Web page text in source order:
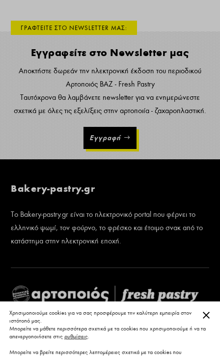
ΓΡΑΦΤΕΙΤΕ ΣΤΟ NEWSLETTER ΜΑΣ:
Εγγραφείτε στο Newsletter μας
Αποκτήστε δωρεάν την ηλεκτρονική έκδοση του περιοδικού
Αρτοποιός ΒΑΖ - Fresh Pastry
Ταυτόχρονα θα λαμβάνετε newsletter για να ενημερώνεστε
σχετικά με όλες τις εξελίξεις στην αρτοποιία - ζαχαροπλαστική.
Εγγραφή
Bakery-pastry.gr
Το Bakery-pastry.gr είναι το ηλεκτρονικό portal που φέρνει το
ελληνικό ψωμί, τον φούρνο, το φρέσκο και έτοιμο σνακ από το
κατάστημα στην ηλεκτρονική εποχή.
Χρησιμοποιούμε cookies για να σας προσφέρουμε την καλύτερη εμπειρία στον
ιστότοπό μας.
Μπορείτε να μάθετε περισσότερα σχετικά με τα cookies που χρησιμοποιούμε ή να τα
απενεργοποιήσετε στις ρυθμίσεις.
Μπορείτε να βρείτε περισσότερες λεπτομέρειες σχετικά με τα cookies που